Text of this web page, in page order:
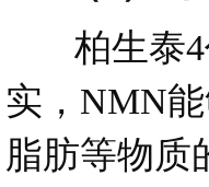
柏生泰4
实，NMN
脂肪等物质